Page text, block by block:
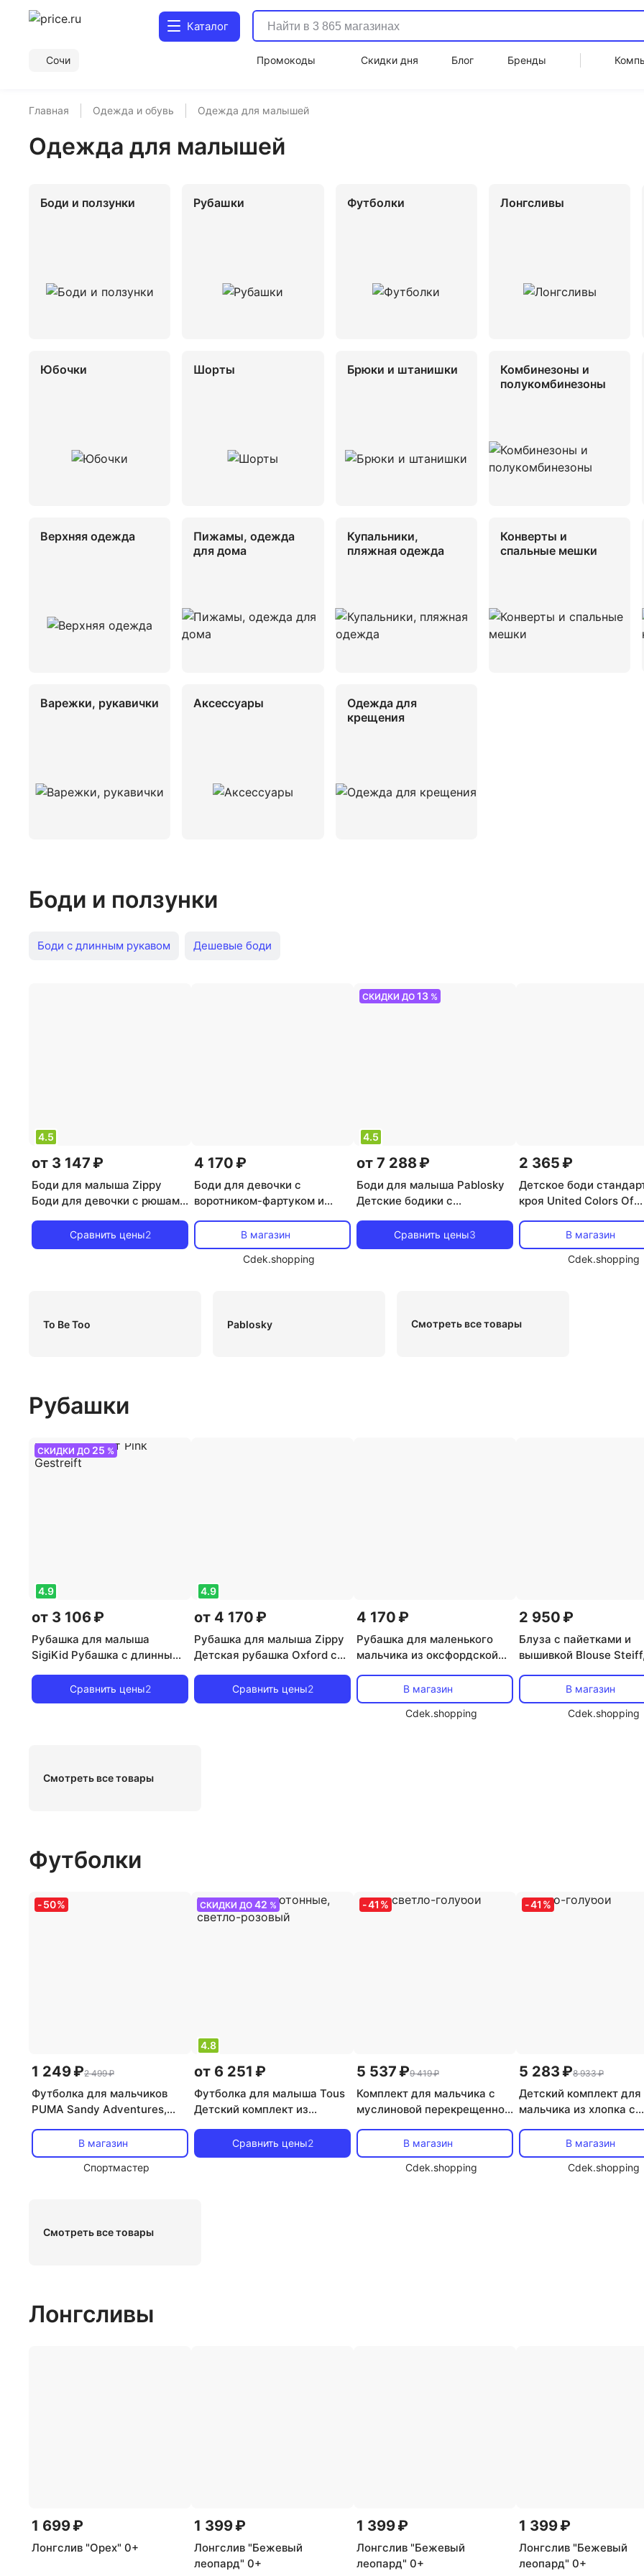
Каталог
Сочи
Промокоды Скидки дня Блог Бренды
Главная Одежда и обувь Одежда для малышей
Одежда для малышей
Боди и ползунки Рубашки Футболки Лонгсливы
Юбочки Шорты Брюки и штанишки
Комбинезоны и
полукомбинезоны
Верхняя одежда
Пижамы, одежда
для дома
Купальники,
пляжная одежда
Конверты и
спальные мешки
Варежки, рукавички Аксессуары
Одежда для
крещения
Боди и ползунки
Боди с длинным рукавом Дешевые боди
4.5
от 3 147 ₽
Боди для малыша Zippy
Боди для девочки с рюшами
Сравнить цены2
4 170 ₽
Боди для девочки с
воротником-фартуком и
В магазин
Cdek.shopping
СКИДКИ ДО 13 %
4.5
от 7 288 ₽
Боди для малыша Pablosky
Детские бодики с
/ синийСравнить цены3
2 365 ₽
Детское боди
кроя United Colors Of
В магазин
Cdek.shopping
To Be Too Pablosky Смотреть все товары
Рубашки
СКИДКИ ДО 25 %
4.9
от 3 106 ₽
Рубашка для малыша
SigiKid Рубашка с длинными
малышей, цвет Pink Gestreift
Сравнить цены2
4.9
от 4 170 ₽
Рубашка для малыша Zippy
Детская рубашка Oxford с
голубойСравнить цены2
4 170 ₽
Рубашка для маленького
мальчика из оксфордской
В магазин
Cdek.shopping
2 950 ₽
Блуза с пайетками и
вышивкой Blouse Steiff,
В магазин
Cdek.shopping
Смотреть все товары
Футболки
-50%
1 249 ₽2 499 ₽
Футболка для мальчиков
PUMA Sandy Adventures,
В магазин
Спортмастер
СКИДКИ ДО 42 %
4.8
от 6 251 ₽
Футболка для малыша Tous
Детский комплект из
джерси и брюки в полоску и
однотонные, светло-
Сравнить цены2
-41 %
5 537 ₽9 419 ₽
Комплект для мальчика с
муслиновой перекрещенной
Tous, светло-голубой
В магазин
Cdek.shopping
-41 %
5 283 ₽8 933 ₽
Детский комплект для
мальчика из хлопка с
шортах Tous, светло-
голубой
В магазин
Cdek.shopping
Смотреть все товары
Лонгсливы
1 699 ₽
Лонгслив "Орех" 0+
1 399 ₽
Лонгслив "Бежевый
леопард" 0+
1 399 ₽
Лонгслив "Бежевый
леопард" 0+
1 399 ₽
Лонгслив "Бежевый
леопард" 0+